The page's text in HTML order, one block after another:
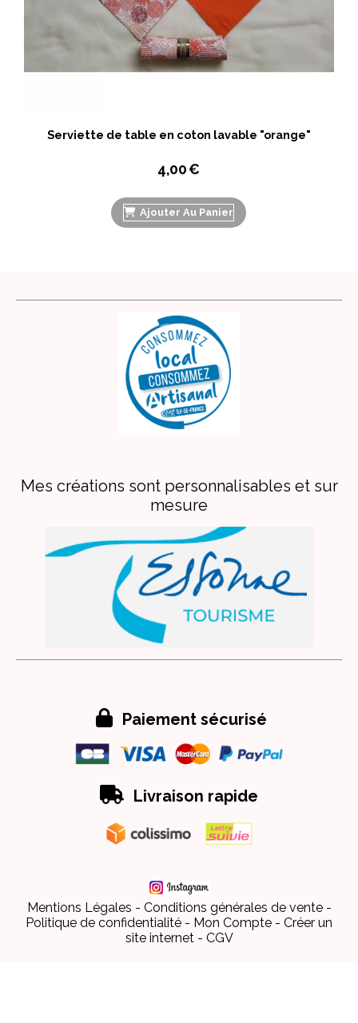
Serviette de table en coton lavable "orange"
4,00€
Ajouter Au Panier
Mes créations sont personnalisables et sur
mesure
 Paiement sécurisé
 Livraison rapide
Mentions Légales
Conditions générales de vente
Politique de confidentialité
Mon Compte
Créer un
site internet
CGV